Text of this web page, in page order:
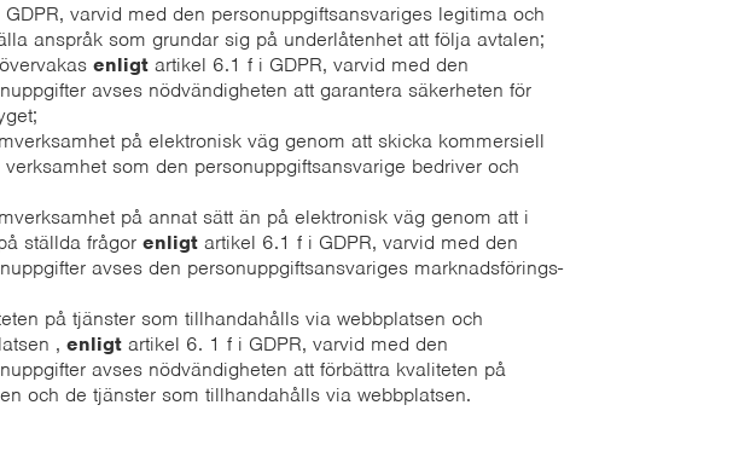
varvid med den personuppgiftsansvariges legitima och
anspråk som grundar sig på underlåtenhet att följa avtalen;
enligtartikel 6.1 f i GDPR, varvid med den
avses nödvändigheten att garantera säkerheten för
på elektronisk väg genom att skicka kommersiell
som den personuppgiftsansvarige bedriver och
på annat sätt än på elektronisk väg genom att i
ställda frågor enligtartikel 6.1 f i GDPR, varvid med den
avses den personuppgiftsansvariges marknadsförings-
på tjänster som tillhandahålls via webbplatsen och
, enligtartikel 6. 1 f i GDPR, varvid med den
avses nödvändigheten att förbättra kvaliteten på
och de tjänster som tillhandahålls via webbplatsen.